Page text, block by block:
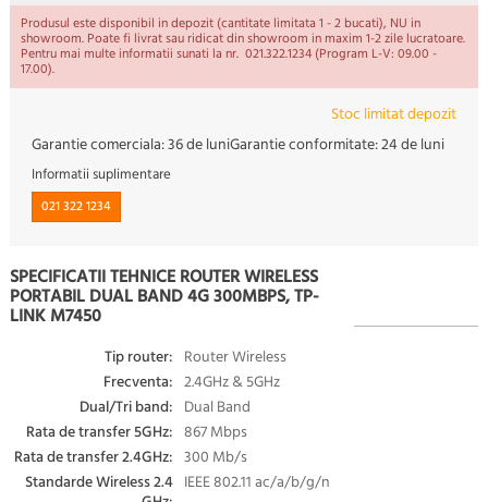
Produsul este disponibil in depozit (cantitate limitata 1 - 2 bucati), NU in
showroom. Poate fi livrat sau ridicat din showroom in maxim 1-2 zile lucratoare.
Pentru mai multe informatii sunati la nr. 021.322.1234 (Program L-V: 09.00 -
17.00).
Stoc limitat depozit
Garantie comerciala:36 de luniGarantie conformitate:24 de luni
Informatii suplimentare
021 322 1234
SPECIFICATII TEHNICE ROUTER WIRELESS
PORTABIL DUAL BAND 4G 300MBPS, TP-
LINK M7450
Tip router: Router Wireless
Frecventa: 2.4GHz & 5GHz
Dual/Tri band: Dual Band
Rata de transfer 5GHz: 867 Mbps
Rata de transfer 2.4GHz: 300 Mb/s
Standarde Wireless 2.4 IEEE 802.11 ac/a/b/g/n